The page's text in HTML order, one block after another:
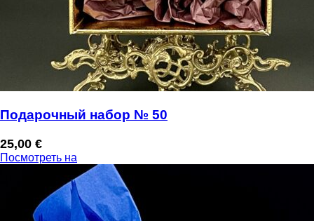
Подарочный набор № 50
25,00 €
Посмотреть на